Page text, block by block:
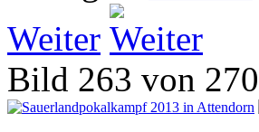
Weiter
Bild 263 von 270